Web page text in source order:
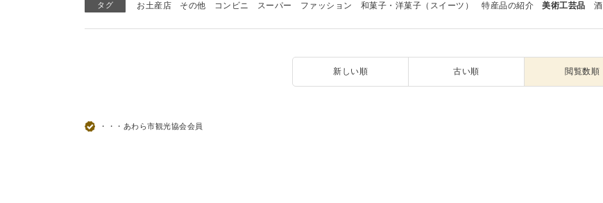
タグ お土産店 その他 コンビニ スーパー ファッション 和菓子・洋菓子（スイーツ） 特産品の紹介 美術工芸品 酒
新しい順 古い順 閲覧数順
・・・あわら市観光協会会員